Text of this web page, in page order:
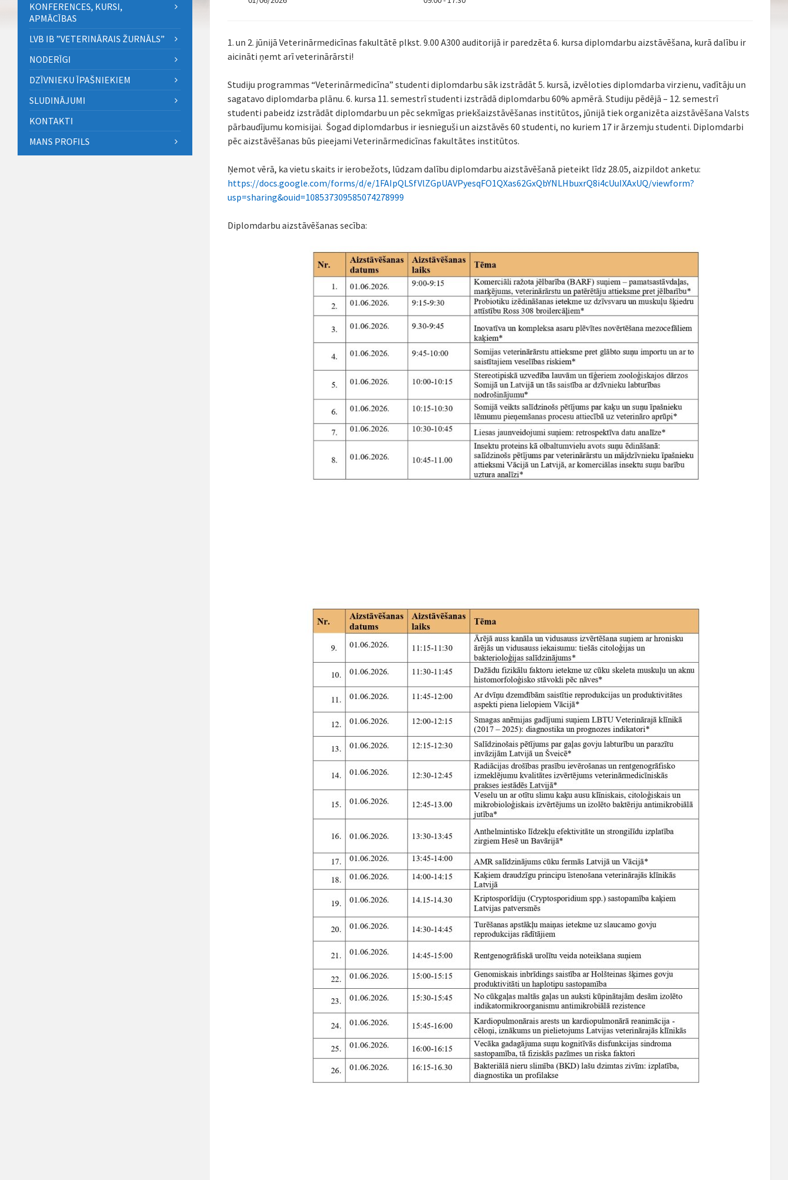
1. un 2. jūnijā Veterinārmedicīnas fakultātē plkst. 9.00 A300 auditorijā ir paredzēta 6. kursa diplomdarbu aizstāvēšana, kurā dalību ir
aicināti ņemt arī veterinārārsti!
Studiju programmas “Veterinārmedicīna” studenti diplomdarbu sāk izstrādāt 5. kursā, izvēloties diplomdarba virzienu, vadītāju un
sagatavo diplomdarba plānu. 6. kursa 11. semestrī studenti izstrādā diplomdarbu 60% apmērā. Studiju pēdējā – 12. semestrī
studenti pabeidz izstrādāt diplomdarbu un pēc sekmīgas priekšaizstāvēšanas institūtos, jūnijā tiek organizēta aizstāvēšana Valsts
pārbaudījumu komisijai. Šogad diplomdarbus ir iesnieguši un aizstāvēs 60 studenti, no kuriem 17 ir ārzemju studenti. Diplomdarbi
pēc aizstāvēšanas būs pieejami Veterinārmedicīnas fakultātes institūtos.
Ņemot vērā, ka vietu skaits ir ierobežots, lūdzam dalību diplomdarbu aizstāvēšanā pieteikt līdz 28.05, aizpildot anketu:
https://docs.google.com/forms/d/e/1FAIpQLSfVlZGpUAVPyesqFO1QXas62GxQbYNLHbuxrQ8i4cUuIXAxUQ/viewform?
usp=sharing&ouid=108537309585074278999
Diplomdarbu aizstāvēšanas secība:
KONFERENCES, KURSI,
APMĀCĪBAS
LVB IB ”VETERINĀRAIS ŽURNĀLS”
NODERĪGI
DZĪVNIEKU ĪPAŠNIEKIEM
SLUDINĀJUMI
KONTAKTI
MANS PROFILS